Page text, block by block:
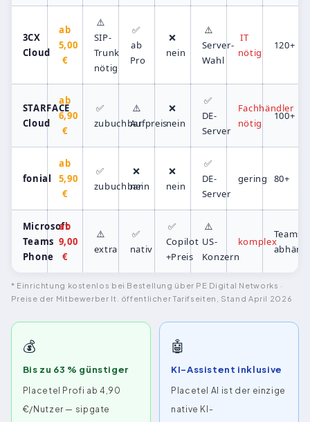
3CX
Cloud
ab
5,00
€
⚠️
SIP-
Trunk
nötig
✅
ab
Pro
❌
nein
⚠️
Server-
Wahl
IT
nötig
120+
STARFACE
Cloud
ab
6,90
€
✅
zubuchbar
⚠️
Aufpreis
❌
nein
✅
DE-
Server
Fachhändler
nötig
100+
fonial
ab
5,90
€
✅
zubuchbar
❌
nein
❌
nein
✅
DE-
Server
gering 80+
Microsoft
Teams
Phone
ab
9,00
€
⚠️
extra
✅
nativ
✅
Copilot
+Preis
⚠️
US-
Konzern
komplex
Teams-
* Einrichtung kostenlos bei Bestellung über PE Digital Networks ·
Preise der Mitbewerber lt. öffentlicher Tarifseiten, Stand April 2026
💰
Bis zu 63 % günstiger
Placetel Profi ab 4,90
€/Nutzer — sipgate
🤖
KI-Assistent inklusive
Placetel AI ist der einzige
native KI-